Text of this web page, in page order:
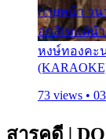
กายหน้า วน
อกสิเพแต่น
หงษ์ทองคะ
73 views •
สารคดี |